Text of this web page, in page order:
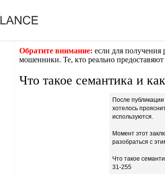
Обратите внимание: если для получения
мошенники. Те, кто реально предоставяют
Что такое семантика и
После
хотелось
используются.
Момент этот
разобраться с
Что такое
31-255